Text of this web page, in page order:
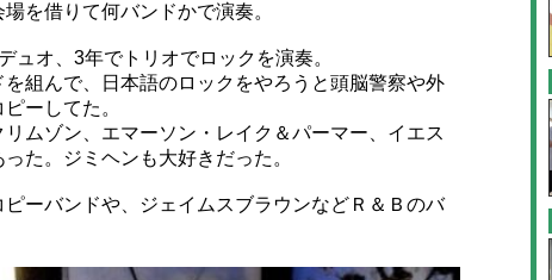
を借りて何バンドかで演奏。
オ、3年でトリオでロックを演奏。
組んで、日本語のロックをやろうと頭脳警察や外
ーしてた。
ムゾン、エマーソン・レイク＆パーマー、イエス
た。ジミヘンも大好きだった。
ーバンドや、ジェイムスブラウンなどＲ＆Ｂのバ